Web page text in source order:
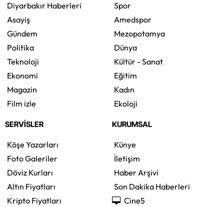
Diyarbakır Haberleri
Asayiş
Gündem
Politika
Teknoloji
Ekonomi
Magazin
Film izle
Spor
Amedspor
Mezopotamya
Dünya
Kültür - Sanat
Eğitim
Kadın
Ekoloji
SERVİSLER
Köşe Yazarları
Foto Galeriler
Döviz Kurları
Altın Fiyatları
Kripto Fiyatları
KURUMSAL
Künye
İletişim
Haber Arşivi
Son Dakika Haberleri
Cine5